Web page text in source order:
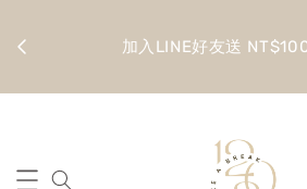
加入LINE好友送